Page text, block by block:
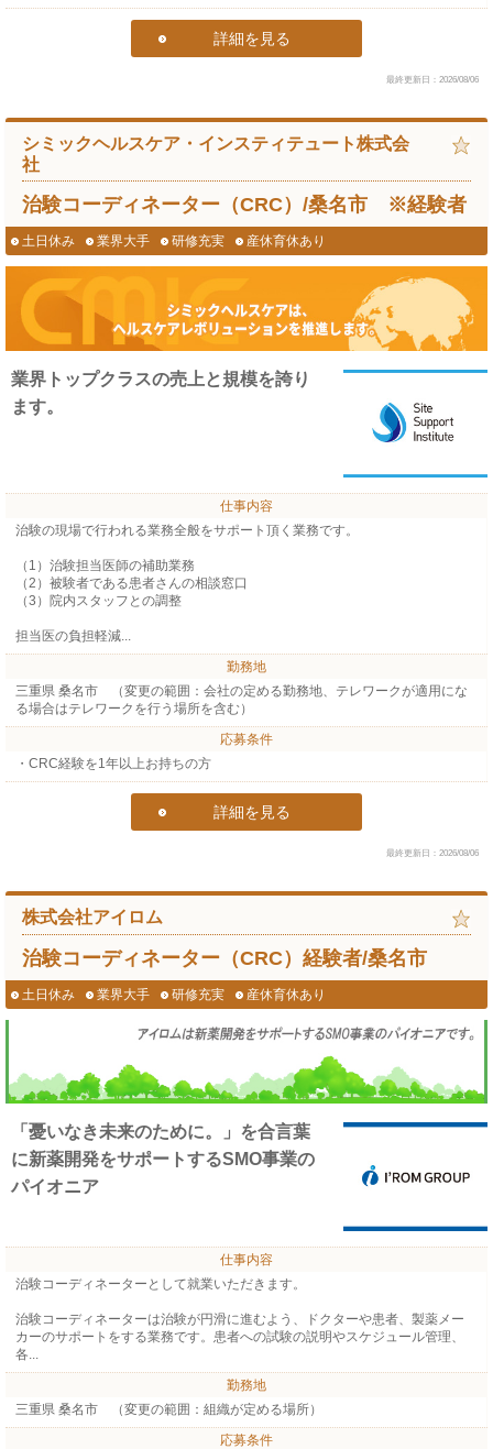
詳細を見る
最終更新日：2026/08/06
シミックヘルスケア・インスティテュート株式会
社
治験コーディネーター（CRC）/桑名市 ※経験者
土日休み 業界大手 研修充実 産休育休あり
業界トップクラスの売上と規模を誇り
ます。
仕事内容
治験の現場で行われる業務全般をサポート頂く業務です。
（1）治験担当医師の補助業務
（2）被験者である患者さんの相談窓口
（3）院内スタッフとの調整
担当医の負担軽減...
勤務地
三重県 桑名市 （変更の範囲：会社の定める勤務地、テレワークが適用にな
る場合はテレワークを行う場所を含む）
応募条件
・CRC経験を1年以上お持ちの方
詳細を見る
最終更新日：2026/08/06
株式会社アイロム
治験コーディネーター（CRC）経験者/桑名市
土日休み 業界大手 研修充実 産休育休あり
「憂いなき未来のために。」を合言葉
に新薬開発をサポートするSMO事業の
パイオニア
仕事内容
治験コーディネーターとして就業いただきます。
治験コーディネーターは治験が円滑に進むよう、ドクターや患者、製薬メー
カーのサポートをする業務です。患者への試験の説明やスケジュール管理、
各...
勤務地
三重県 桑名市 （変更の範囲：組織が定める場所）
応募条件